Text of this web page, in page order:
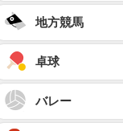
地方競馬
卓球
バレー